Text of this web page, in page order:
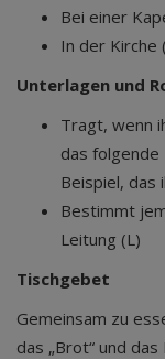
Bei einer
In der
Unterlagen und
Tragt, wenn
das folgende
Beispiel, das
Bestimmt
Leitung (L)
Tischgebet
Gemeinsam zu
das „Brot“ und